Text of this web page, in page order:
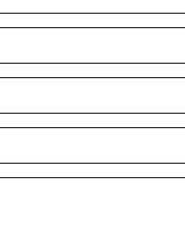
góc nhìn rộng
hồi 1ms (GtG):
trong các tựa game
P3)